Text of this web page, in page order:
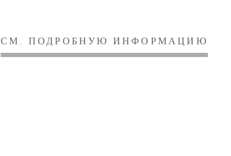
СМ. ПОДРОБНУЮ ИНФОРМАЦИЮ